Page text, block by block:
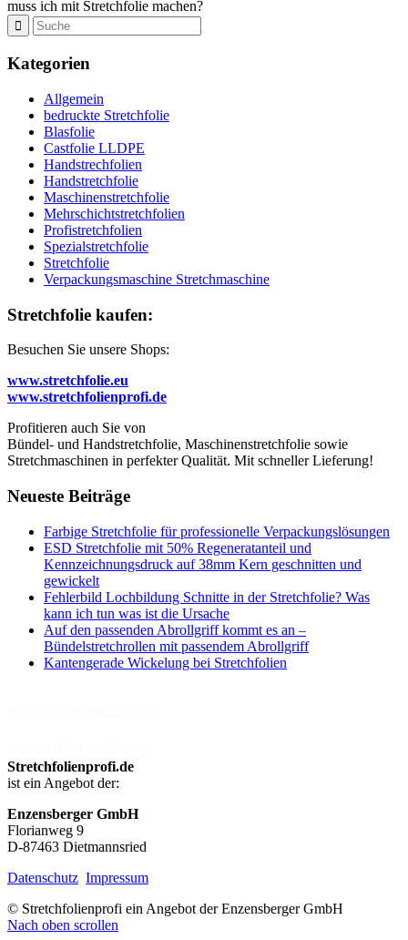
muss ich mit Stretchfolie machen?
Kategorien
Allgemein
bedruckte Stretchfolie
Blasfolie
Castfolie LLDPE
Handstrechfolien
Handstretchfolie
Maschinenstretchfolie
Mehrschichtstretchfolien
Profistretchfolien
Spezialstretchfolie
Stretchfolie
Verpackungsmaschine Stretchmaschine
Stretchfolie kaufen:
Besuchen Sie unsere Shops:
www.stretchfolie.eu
www.stretchfolienprofi.de
Profitieren auch Sie von
Bündel- und Handstretchfolie, Maschinenstretchfolie sowie
Stretchmaschinen in perfekter Qualität. Mit schneller Lieferung!
Neueste Beiträge
Farbige Stretchfolie für professionelle Verpackungslösungen
ESD Stretchfolie mit 50% Regeneratanteil und
Kennzeichnungsdruck auf 38mm Kern geschnitten und
gewickelt
Fehlerbild Lochbildung Schnitte in der Stretchfolie? Was
kann ich tun was ist die Ursache
Auf den passenden Abrollgriff kommt es an –
Bündelstretchrollen mit passendem Abrollgriff
Kantengerade Wickelung bei Stretchfolien
Stretchfolienprofi.de
ist ein Angebot der:
Enzensberger GmbH
Florianweg 9
D-87463 Dietmannsried
Datenschutz Impressum
© Stretchfolienprofi ein Angebot der Enzensberger GmbH
Nach oben scrollen